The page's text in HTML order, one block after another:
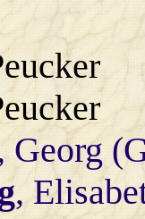
Georg
,